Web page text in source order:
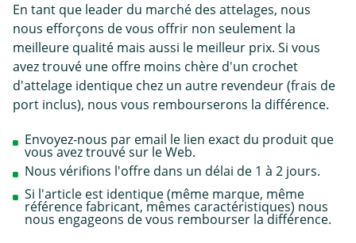
En tant que leader du marché des attelages, nous
nous efforçons de vous offrir non seulement la
meilleure qualité mais aussi le meilleur prix. Si vous
avez trouvé une offre moins chère d'un crochet
d'attelage identique chez un autre revendeur (frais de
port inclus), nous vous rembourserons la différence.
Envoyez-nous par email le lien exact du produit que
vous avez trouvé sur le Web.
Nous vérifions l'offre dans un délai de 1 à 2 jours.
Si l'article est identique (même marque, même
référence fabricant, mêmes caractéristiques) nous
nous engageons de vous rembourser la différence.